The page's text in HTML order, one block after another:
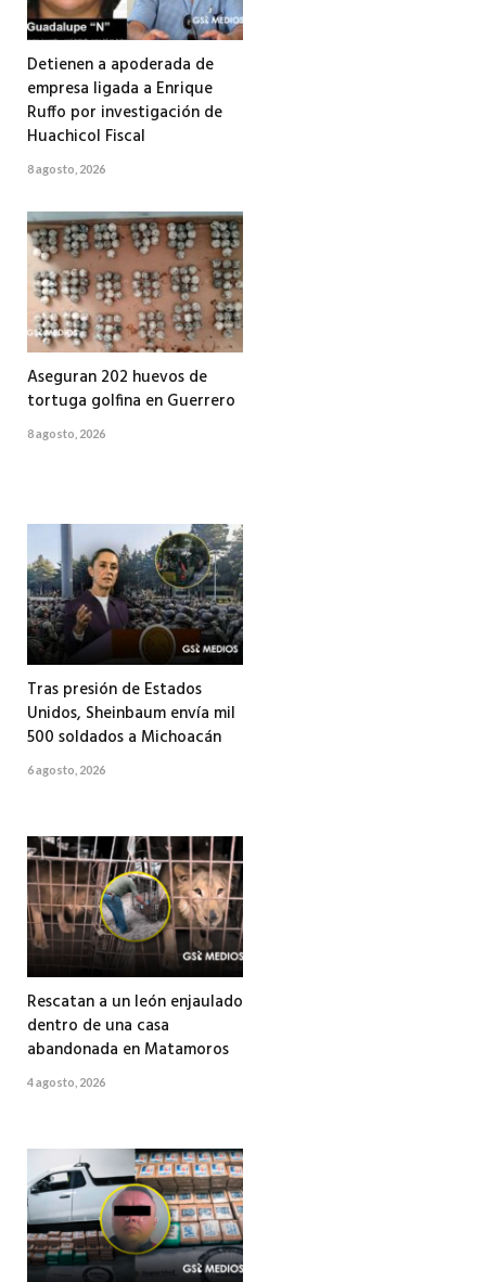
Detienen a apoderada de
empresa ligada a Enrique
Ruffo por investigación de
Huachicol Fiscal
8 agosto, 2026
Aseguran 202 huevos de
tortuga golfina en Guerrero
8 agosto, 2026
Tras presión de Estados
Unidos, Sheinbaum envía mil
500 soldados a Michoacán
6 agosto, 2026
Rescatan a un león enjaulado
dentro de una casa
abandonada en Matamoros
4 agosto, 2026